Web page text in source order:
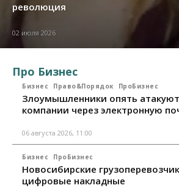
революция
02 июля 2026
Про Бизнес
Бизнес Право&Порядок ПроБизнес
Злоумышленники опять
компании через электронную
06 августа 2026, 11:00
Бизнес ПроБизнес
Новосибирские
цифровые накладные